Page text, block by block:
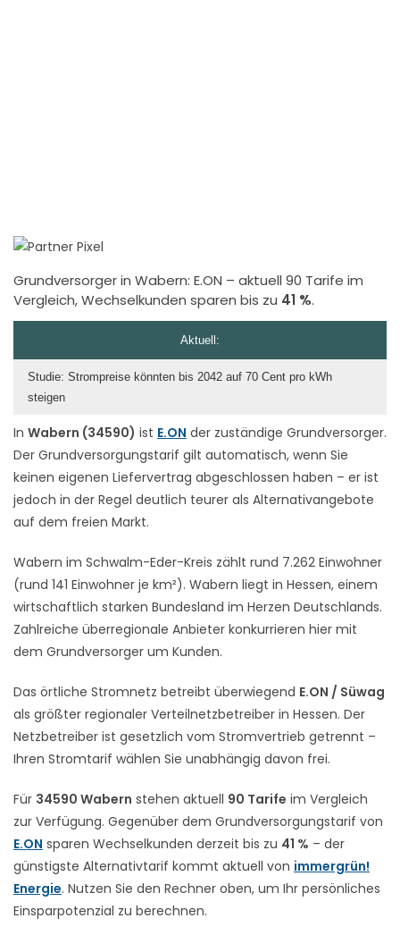
Grundversorger in Wabern: E.ON – aktuell 90 Tarife im
Vergleich, Wechselkunden sparen bis zu 41 %.
In Wabern (34590) ist E.ON der zuständige Grundversorger.
Der Grundversorgungstarif gilt automatisch, wenn Sie
keinen eigenen Liefervertrag abgeschlossen haben – er ist
jedoch in der Regel deutlich teurer als Alternativangebote
auf dem freien Markt.
Wabern im Schwalm-Eder-Kreis zählt rund 7.262 Einwohner
(rund 141 Einwohner je km²). Wabern liegt in Hessen, einem
wirtschaftlich starken Bundesland im Herzen Deutschlands.
Zahlreiche überregionale Anbieter konkurrieren hier mit
dem Grundversorger um Kunden.
Das örtliche Stromnetz betreibt überwiegend E.ON / Süwag
als größter regionaler Verteilnetzbetreiber in Hessen. Der
Netzbetreiber ist gesetzlich vom Stromvertrieb getrennt –
Ihren Stromtarif wählen Sie unabhängig davon frei.
Für 34590 Wabern stehen aktuell 90 Tarife im Vergleich
zur Verfügung. Gegenüber dem Grundversorgungstarif von
E.ON sparen Wechselkunden derzeit bis zu 41 % – der
günstigste Alternativtarif kommt aktuell von immergrün!
Energie. Nutzen Sie den Rechner oben, um Ihr persönliches
Einsparpotenzial zu berechnen.
Aktuell:
Studie: Strompreise könnten bis 2042 auf 70 Cent pro kWh
steigen